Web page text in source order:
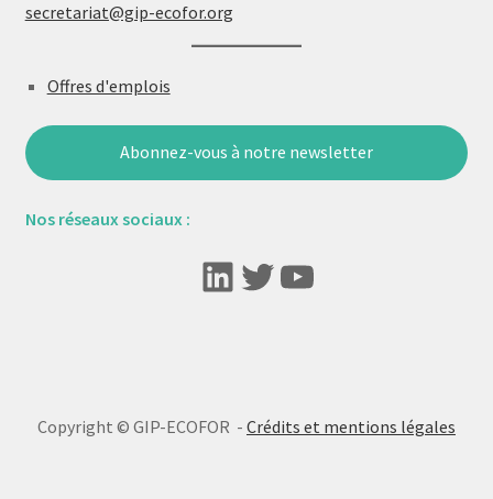
secretariat@gip-ecofor.org
Offres d'emplois
Abonnez-vous à notre newsletter
Nos réseaux sociaux :
LinkedIn
Twitter
YouTube
Copyright © GIP-ECOFOR - Crédits et mentions légales